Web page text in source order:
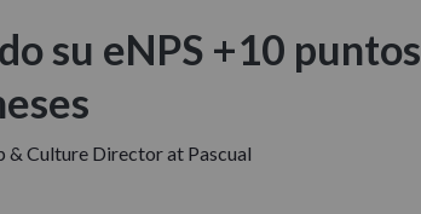
su eNPS +10 puntos
& Culture Director at Pascual